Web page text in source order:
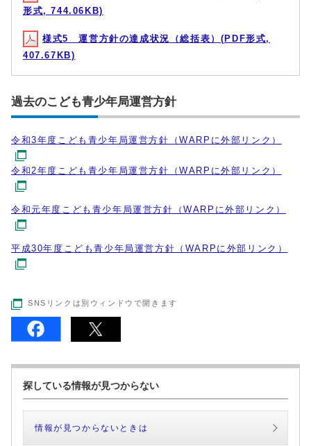
形式, 744.06KB)
様式5 運営方針の達成状況（総括表）(PDF形式,
407.67KB)
過去のこども青少年局運営方針
令和3年度こども青少年局運営方針（WARPに外部リンク）
令和2年度こども青少年局運営方針（WARPに外部リンク）
令和元年度こども青少年局運営方針（WARPに外部リンク）
平成30年度こども青少年局運営方針（WARPに外部リンク）
SNSリンクは別ウィンドウで開きます
探している情報が見つからない
情報が見つからないときは